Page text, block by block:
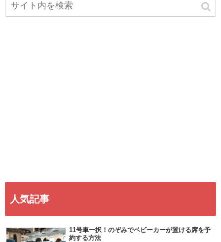
人気記事
11号車一択！のぞみでベビーカーが置ける席を予
約する方法